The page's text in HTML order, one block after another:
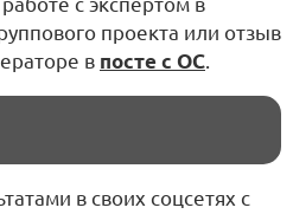
с экспертом в
проекта или отзыв
в посте с ОС.
в своих соцсетях с